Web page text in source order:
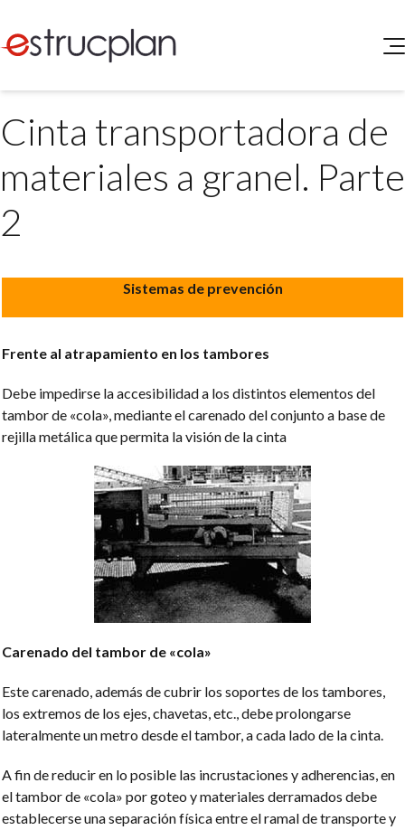
SERVICIOS
Medio Ambiente
INGRESAR
Matriz Premium
Cinta transportadora de
materiales a granel. Parte
2
Sistemas de prevención
Frente al atrapamiento en los tambores
Debe impedirse la accesibilidad a los distintos elementos del
tambor de «cola», mediante el carenado del conjunto a base de
rejilla metálica que permita la visión de la cinta
Carenado del tambor de «cola»
Este carenado, además de cubrir los soportes de los tambores,
los extremos de los ejes, chavetas, etc., debe prolongarse
lateralmente un metro desde el tambor, a cada lado de la cinta.
A fin de reducir en lo posible las incrustaciones y adherencias, en
el tambor de «cola» por goteo y materiales derramados debe
establecerse una separación física entre el ramal de transporte y